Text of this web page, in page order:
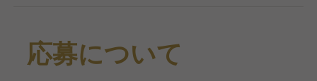
応募について